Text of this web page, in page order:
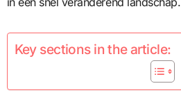
Key sections in the article: